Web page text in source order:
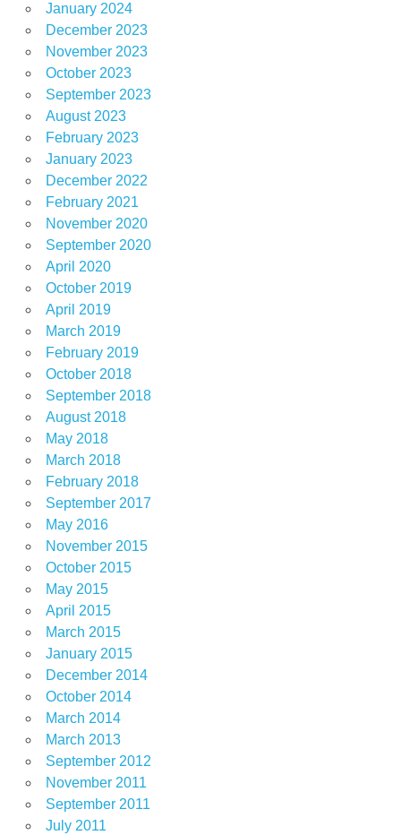
January 2024
December 2023
November 2023
October 2023
September 2023
August 2023
February 2023
January 2023
December 2022
February 2021
November 2020
September 2020
April 2020
October 2019
April 2019
March 2019
February 2019
October 2018
September 2018
August 2018
May 2018
March 2018
February 2018
September 2017
May 2016
November 2015
October 2015
May 2015
April 2015
March 2015
January 2015
December 2014
October 2014
March 2014
March 2013
September 2012
November 2011
September 2011
July 2011